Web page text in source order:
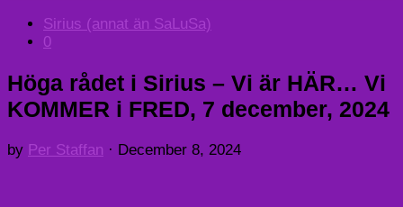
Sirius (annat än SaLuSa)
0
Höga rådet i Sirius – Vi är HÄR… Vi
KOMMER i FRED, 7 december, 2024
by Per Staffan · December 8, 2024